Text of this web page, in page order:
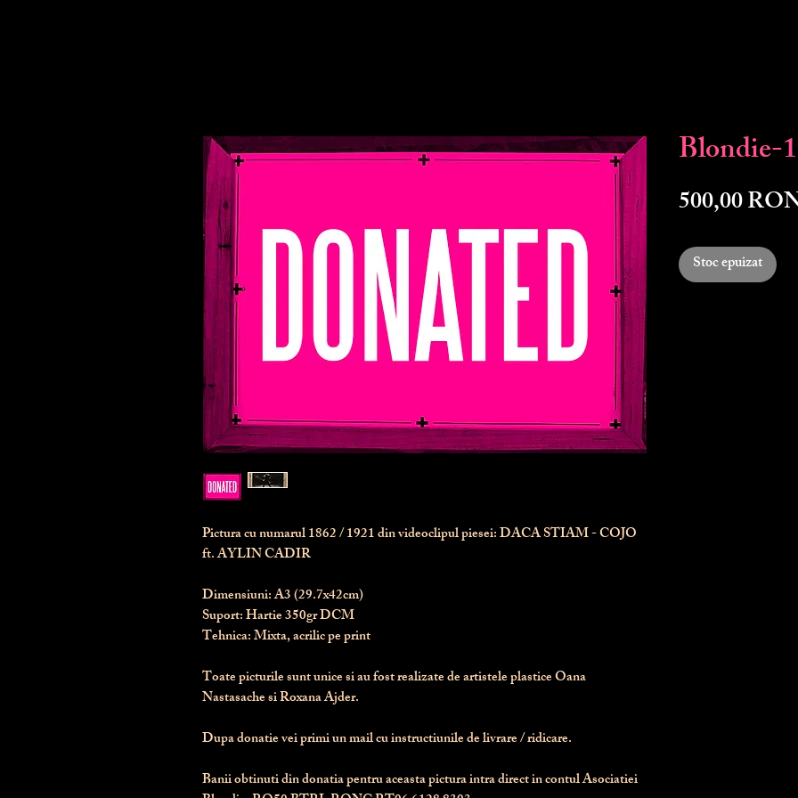
Pictura cu numarul1862/ 1921 din videoclipul piesei: DACA STIAM - COJO
ft. AYLIN CADIR
Dimensiuni: A3 (29.7x42cm)
Suport: Hartie 350gr DCM
Tehnica: Mixta, acrilic pe print
Toate picturile sunt unice si au fost realizate de artistele plastice Oana
Nastasache si Roxana Ajder.
Dupa donatie vei primi un mail cu instructiunile de livrare / ridicare.
Banii obtinuti din donatia pentru aceasta pictura intra direct in contul Asociatiei
Blondie-
500,00
Stoc epuizat